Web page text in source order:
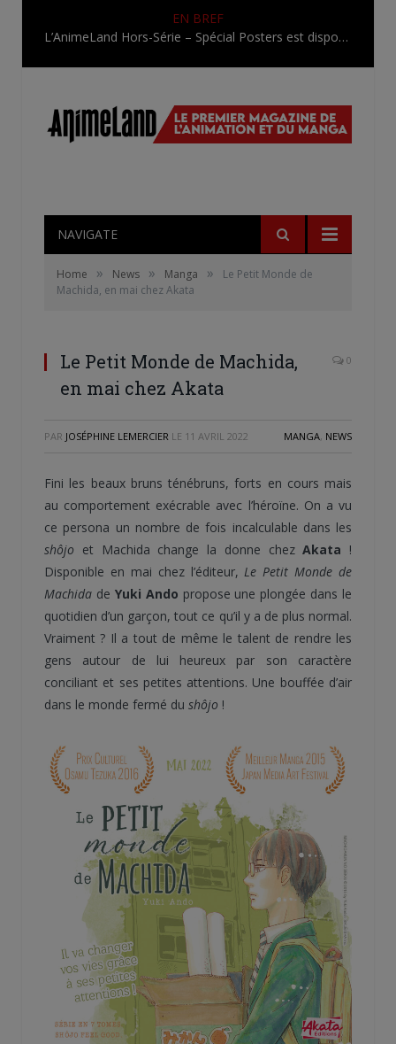
EN BREF
L’AnimeLand Hors-Série – Spécial Posters est disponible !
NAVIGATE
Home » News » Manga »
Le Petit Monde de
Machida, en mai chez Akata
Le Petit Monde de Machida,
en mai chez Akata
0
PAR JOSÉPHINE LEMERCIER LE 11 AVRIL 2022 MANGA, NEWS
Fini les beaux bruns ténébruns, forts en cours mais
au comportement exécrable avec l’héroïne. On a vu
ce persona un nombre de fois incalculable dans les
shôjo et Machida change la donne chezAkata !
Disponible en mai chez l’éditeur,Le Petit Monde de
Machida de Yuki Ando propose une plongée dans le
quotidien d’un garçon, tout ce qu’il y a de plus normal.
Vraiment ? Il a tout de même le talent de rendre les
gens autour de lui heureux par son caractère
conciliant et ses petites attentions. Une bouffée d’air
dans le monde fermé du shôjo !